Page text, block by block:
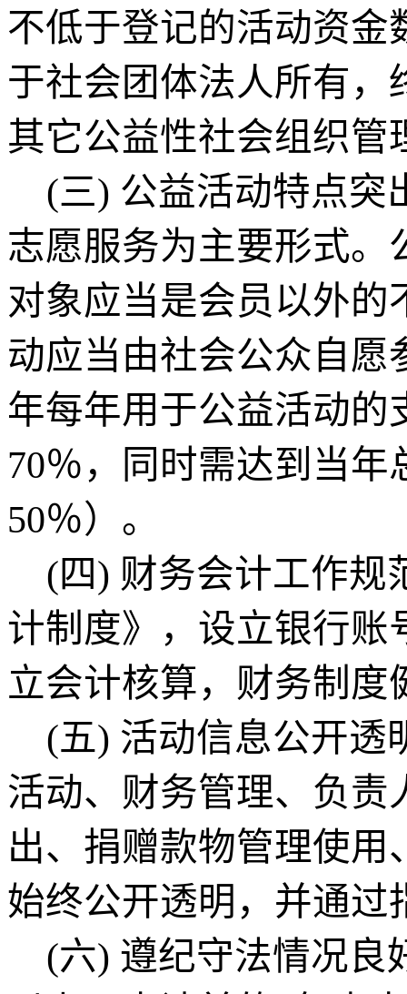
不低于登记的活动资金
于社会团体法人所有，
其它公益性社会组织管
(三) 公益活动特点突
志愿服务为主要形式。
对象应当是会员以外
动应当由社会公众自愿
年每年用于公益活动的
70％，同时需达到当年
50％） 。
(四) 财务会计工作规
计制度》，设立银行账
立会计核算，财务制
(五) 活动信息公开透
活动、财务管理、负责
出、捐赠款物管理使
始终公开透明， 并通过
(六) 遵纪守法情况良